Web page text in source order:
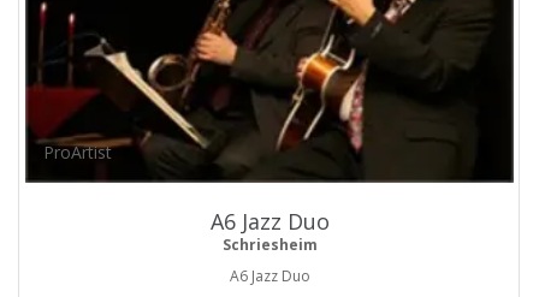
ProArtist
A6 Jazz Duo
Schriesheim
A6 Jazz Duo